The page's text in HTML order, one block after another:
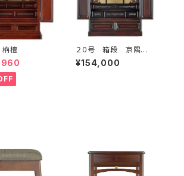
栴檀
２０号 箱段 京隅
丸 紫檀調
¥154,000